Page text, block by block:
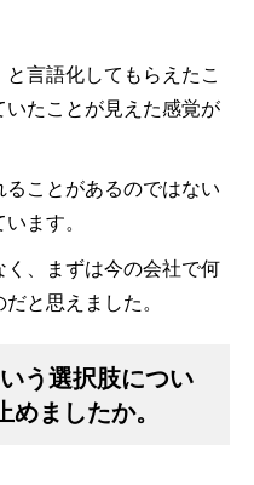
と言語化してもらえたこ
いたことが見えた感覚が
ことがあるのではない
ます。
、まずは今の会社で何
と思えました。
う選択肢につい
ましたか。